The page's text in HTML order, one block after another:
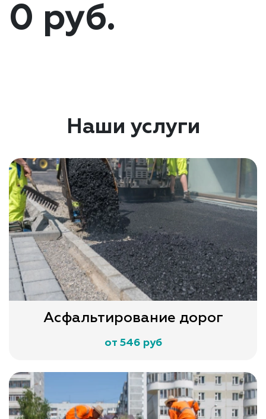
0 руб.
Наши услуги
Асфальтирование дорог
от 546 руб